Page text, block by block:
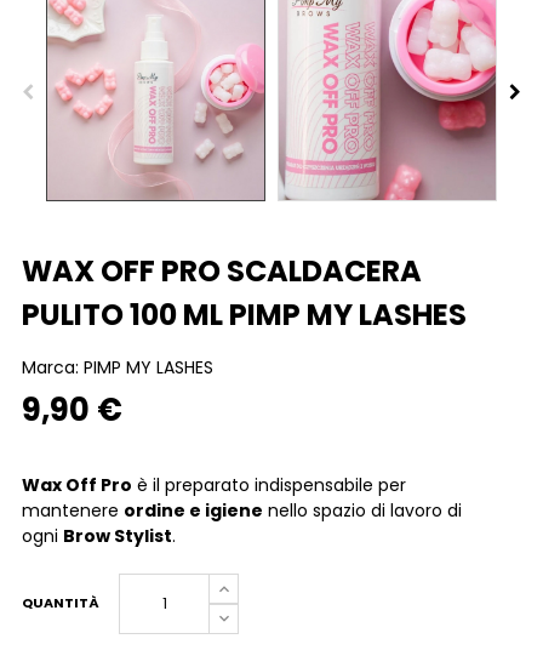
WAX OFF PRO SCALDACERA
PULITO 100 ML PIMP MY LASHES
Marca: PIMP MY LASHES
9,90 €
Wax Off Pro è il preparato indispensabile per
mantenere ordine e igiene nello spazio di lavoro di
ogni Brow Stylist.
QUANTITÀ